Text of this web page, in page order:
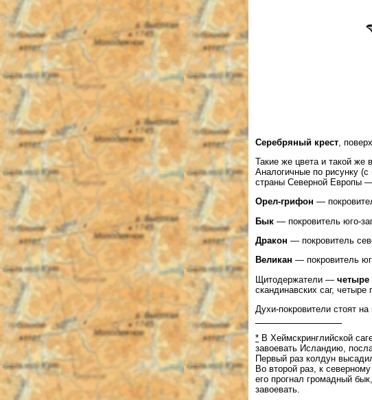
Серебряный крест ,
Такие же цвета и такой же
Аналогичные по рисунку
страны Северной Европы
Орел-грифон —
Бык — покровитель юго-
Дракон — покровитель
Великан — покровитель
Щитодержатели — четыре
скандинавских саг,
Духи-покровители стоят на
* В Хеймскринглийской
завоевать Исландию,
Первый раз колдун
Во второй раз, к
его прогнал громадный
завоевать.